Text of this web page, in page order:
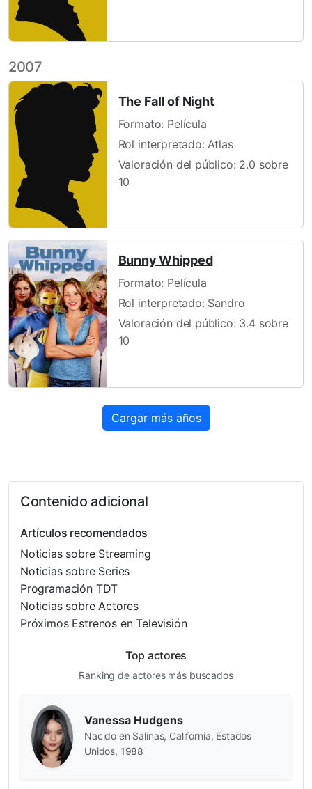
2007
The Fall of Night
Formato: Película
Rol interpretado: Atlas
Valoración del público: 2.0 sobre
10
Bunny Whipped
Formato: Película
Rol interpretado: Sandro
Valoración del público: 3.4 sobre
10
Cargar más años
Contenido adicional
Artículos recomendados
Noticias sobre Streaming
Noticias sobre Series
Programación TDT
Noticias sobre Actores
Próximos Estrenos en Televisión
Top actores
Ranking de actores más buscados
Vanessa Hudgens
Nacido en Salinas, California, Estados
Unidos, 1988